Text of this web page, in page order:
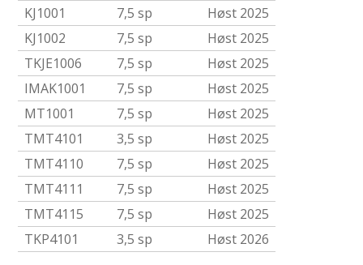
KJ1001
7,5 sp
Høst 2025
KJ1002
7,5 sp
Høst 2025
TKJE1006
7,5 sp
Høst 2025
IMAK1001
7,5 sp
Høst 2025
MT1001
7,5 sp
Høst 2025
TMT4101
3,5 sp
Høst 2025
TMT4110
7,5 sp
Høst 2025
TMT4111
7,5 sp
Høst 2025
TMT4115
7,5 sp
Høst 2025
TKP4101
3,5 sp
Høst 2026